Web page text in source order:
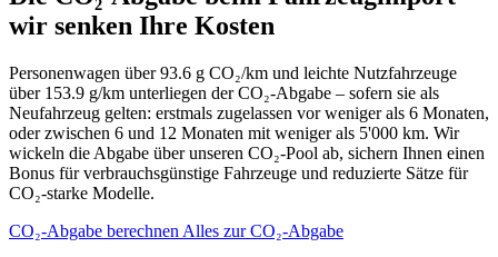
wir senken Ihre Kosten
Personenwagen über 93.6 g CO₂/km und leichte Nutzfahrzeuge
über 153.9 g/km unterliegen der CO₂-Abgabe – sofern sie als
Neufahrzeug gelten: erstmals zugelassen vor weniger als 6 Monaten,
oder zwischen 6 und 12 Monaten mit weniger als 5'000 km. Wir
wickeln die Abgabe über unseren CO₂-Pool ab, sichern Ihnen einen
Bonus für verbrauchsgünstige Fahrzeuge und reduzierte Sätze für
CO₂-starke Modelle.
CO₂-Abgabe berechnen Alles zur CO₂-Abgabe